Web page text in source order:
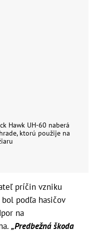
Hawk UH-60 naberá
ktorú použije na
príčin vzniku
podľa hasičov
na
„Predbežná škoda